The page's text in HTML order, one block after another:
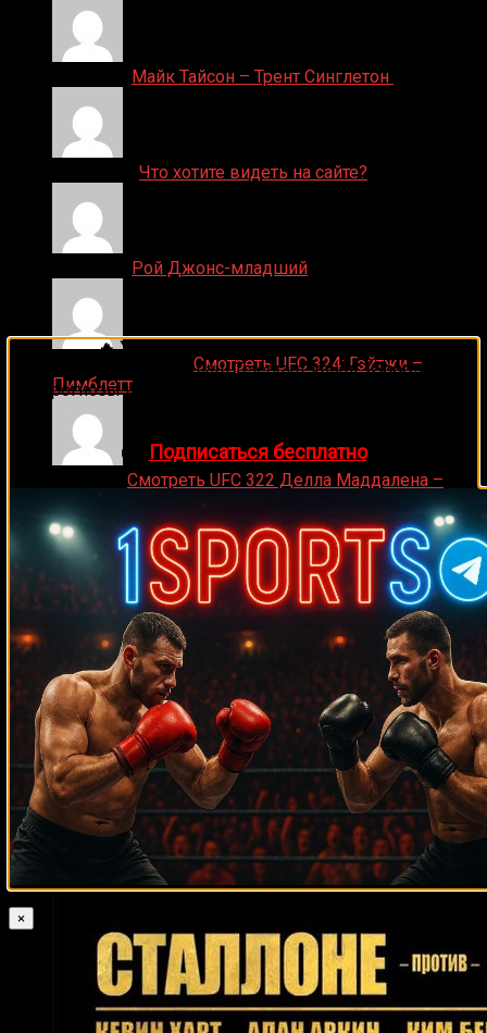
Майк Тайсон – Трент Синглетон
Что хотите видеть на сайте?
Рой Джонс-младший
Смотреть UFC 324: Гэйтжи –
Пимблетт
Смотреть UFC 322 Делла Маддалена –
Случайные боксеры
Гэри Джейкобс Арт Таккер Роландо Ромеро
Джефф Мейвезер Пьер Кутзер Вилли Лимонд Джеймс МакГирт
Мэнни Кастильо Лоренцо Кенеди Джо Луис
Флойд Паттерсон
Моника
Мвакасанга Тшепо Машего Доминик Александр
Эури Гонсалес
Коди Дерден Габриэль Мартинес Кэлвин Гроув Билли Замбран
Мгер Мкртчян
Джон Молина-младший Лоренцо Бойд
Дэйв Грин
Стив Каннингем Джеральд Ноублз Антонио Пикарди Кори
Сандхаген Джовани Сантьяго Вячеслав Яковенко Лора Рэмси
Ларри Лакурзье Алексей Осокин Виктор Уго Кастро Дэни Вентер
Жан Паскаль Лучано Торрес Хосе Луис Кастильо Родольфо
Марин
Стив Роллс Джесси Варгас Джейк Пол
Джонни Болдуин
Луис Фрейтас
🔥 Хочешь зарабатывать на спорте?
Подписывайся на наш Telegram-канал1Sports
прогнозы на единоборства и другие виды спорта
👉 Подписаться бесплатно
×